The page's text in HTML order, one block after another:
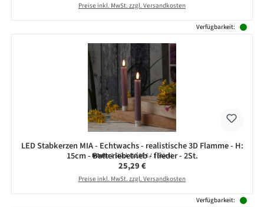
Preise inkl. MwSt. zzgl. Versandkosten
Verfügbarkeit:
LED Stabkerzen MIA - Echtwachs - realistische 3D Flamme - H:
15cm - Batteriebetrieb - flieder - 2St.
Inhalt:2 Stück(12,65 € / 1 Stück)
Regulärer Preis:
25,29 €
Preise inkl. MwSt. zzgl. Versandkosten
Verfügbarkeit: